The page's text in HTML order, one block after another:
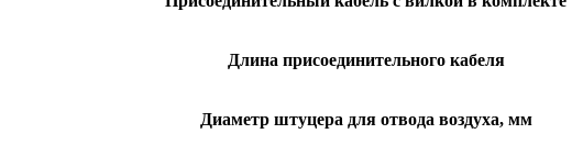
Длина присоединительного кабеля
Диаметр штуцера для отвода воздуха, мм